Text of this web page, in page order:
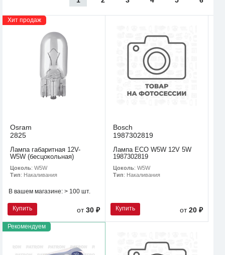
Хит продаж
Osram
2825
Лампа габаритная 12V-
W5W (бесцокольная)
Цоколь: W5W
Тип: Накаливания
В вашем магазине: > 100 шт.
Купить от30 ₽
Bosch
1987302819
Лампа ECO W5W 12V 5W
1987302819
Цоколь: W5W
Тип: Накаливания
Купить от20 ₽
Рекомендуем